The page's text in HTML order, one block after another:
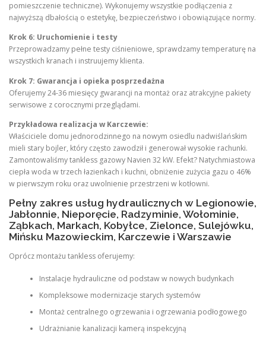
pomieszczenie techniczne). Wykonujemy wszystkie podłączenia z
najwyższą dbałością o estetykę, bezpieczeństwo i obowiązujące normy.
Krok 6: Uruchomienie i testy
Przeprowadzamy pełne testy ciśnieniowe, sprawdzamy temperaturę na
wszystkich kranach i instruujemy klienta.
Krok 7: Gwarancja i opieka posprzedażna
Oferujemy 24-36 miesięcy gwarancji na montaż oraz atrakcyjne pakiety
serwisowe z corocznymi przeglądami.
Przykładowa realizacja w Karczewie:
Właściciele domu jednorodzinnego na nowym osiedlu nadwiślańskim
mieli stary bojler, który często zawodził i generował wysokie rachunki.
Zamontowaliśmy tankless gazowy Navien 32 kW. Efekt? Natychmiastowa
ciepła woda w trzech łazienkach i kuchni, obniżenie zużycia gazu o 46%
w pierwszym roku oraz uwolnienie przestrzeni w kotłowni.
Pełny zakres usług hydraulicznych w Legionowie,
Jabłonnie, Nieporęcie, Radzyminie, Wołominie,
Ząbkach, Markach, Kobyłce, Zielonce, Sulejówku,
Mińsku Mazowieckim, Karczewie i Warszawie
Oprócz montażu tankless oferujemy:
Instalacje hydrauliczne od podstaw w nowych budynkach
Kompleksowe modernizacje starych systemów
Montaż centralnego ogrzewania i ogrzewania podłogowego
Udrażnianie kanalizacji kamerą inspekcyjną